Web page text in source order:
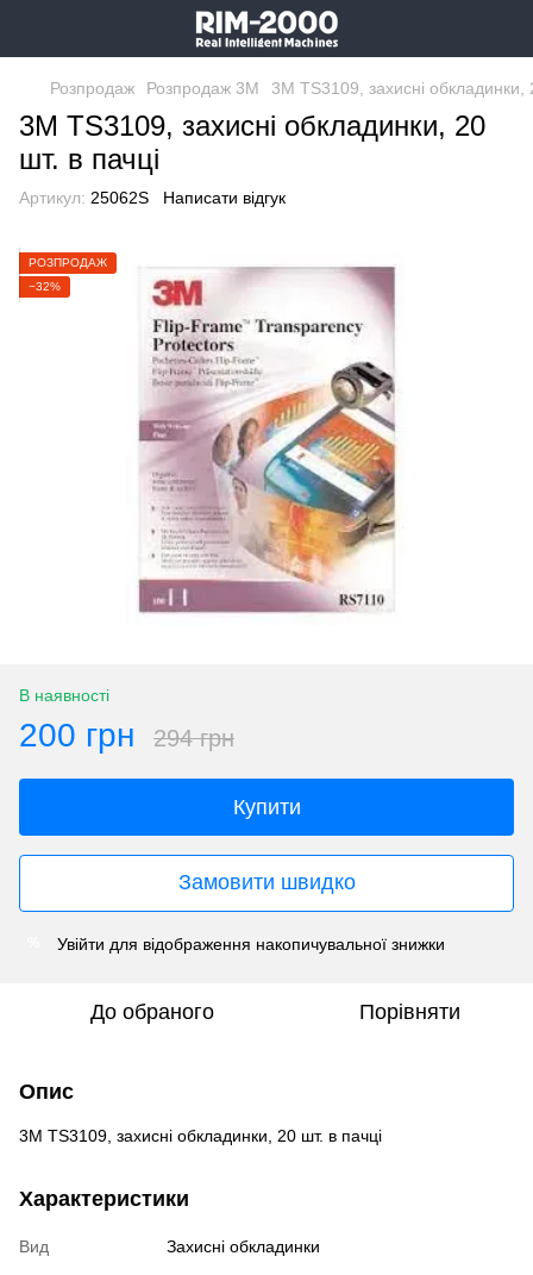
Розпродаж Розпродаж 3M 3M TS3109, захисні обкладинки,
3M TS3109, захисні обкладинки, 20
шт. в пачці
Артикул: 25062S Написати відгук
РОЗПРОДАЖ
−32%
В наявності
200 грн 294 грн
Купити
Замовити швидко
Увійти для відображення накопичувальної знижки
До обраного Порівняти
Опис
3M TS3109, захисні обкладинки, 20 шт. в пачці
Характеристики
Вид Захисні обкладинки